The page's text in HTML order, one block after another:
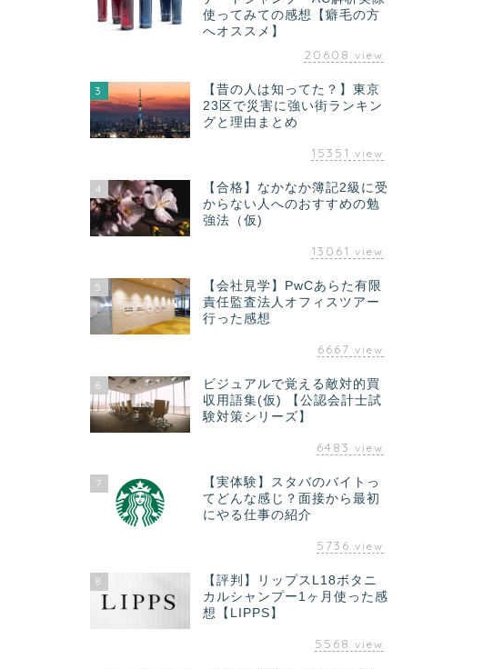
使ってみての感想【癖毛の方
へオススメ】
20608 view
3
【昔の人は知ってた？】東京
23区で災害に強い街ランキン
グと理由まとめ
15351 view
4
【合格】なかなか簿記2級に受
からない人へのおすすめの勉
強法（仮)
13061 view
5
【会社見学】PwCあらた有限
責任監査法人オフィスツアー
行った感想
6667 view
6
ビジュアルで覚える敵対的買
収用語集(仮) 【公認会計士試
験対策シリーズ】
6483 view
7
【実体験】スタバのバイトっ
てどんな感じ？面接から最初
にやる仕事の紹介
5736 view
8
【評判】リップスL18ボタニ
カルシャンプー1ヶ月使った感
想【LIPPS】
5568 view